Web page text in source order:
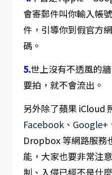
會寄郵件叫你輸入帳
件，引導你到假官方
碼。
5.世上沒有不透風的
要拍，就不會流出。
另外除了蘋果 iCloud
Facebook、 Google+
Dropbox 等網路服務
能，大家也要非常注
制、入侵已經不是什